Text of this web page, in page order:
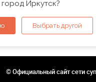
Иркутск?
Выбрать другой
© Официальный сайт сети